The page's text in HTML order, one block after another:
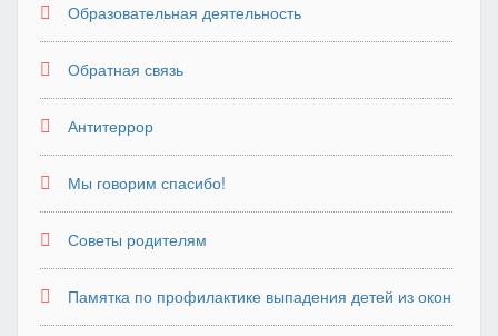
Образовательная деятельность
Обратная связь
Антитеррор
Мы говорим спасибо!
Советы родителям
Памятка по профилактике выпадения детей из окон